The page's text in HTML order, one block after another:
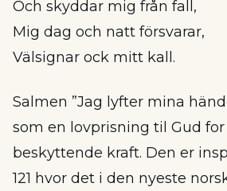
Och skyddar mig från fall,
Mig dag och natt försvarar,
Välsignar ock mitt kall.
Salmen ”Jag lyfter mina
som en lovprisning til Gud
beskyttende kraft. Den er
121 hvor det i den nyeste